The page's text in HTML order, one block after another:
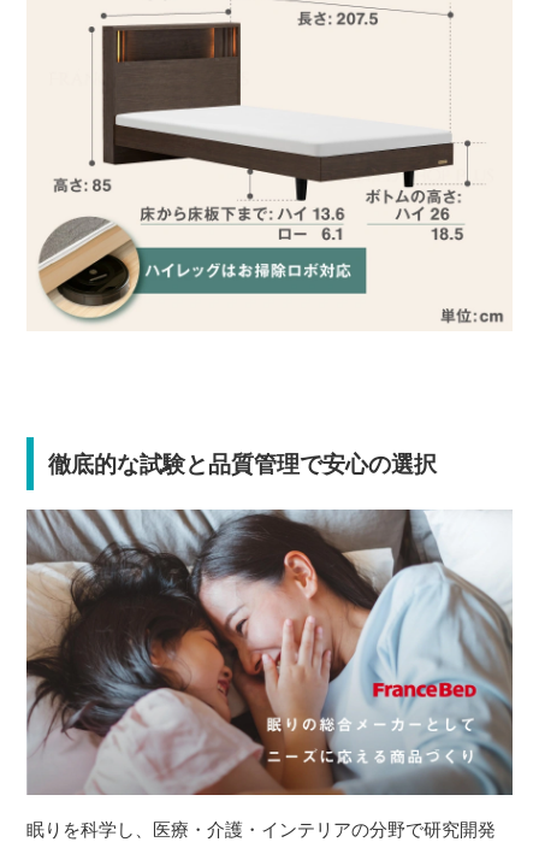
徹底的な試験と品質管理で安心の選択
眠りを科学し、医療・介護・インテリアの分野で研究開発